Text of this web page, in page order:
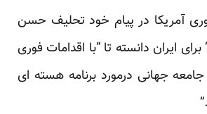
آمریکا در پیام خود تحلیف حسن
ایران دانسته تا “با اقدامات فوری
جهانی درمورد برنامه هسته ای